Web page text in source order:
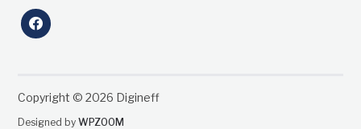
facebook
Copyright © 2026 Digineff
Designed byWPZOOM